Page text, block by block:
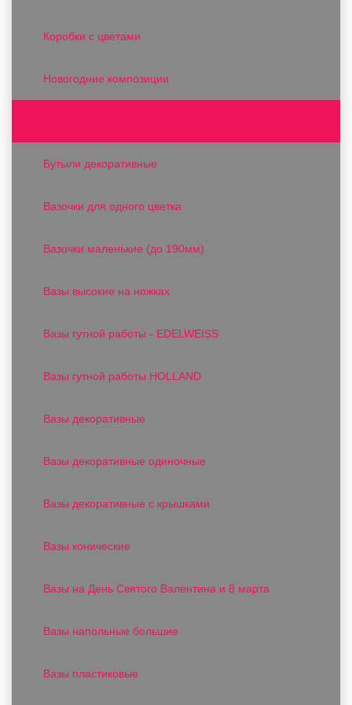
Коробки с цветами
Новогодние композиции
Бутыли декоративные
Вазочки для одного цветка
Вазочки маленькие (до 190мм)
Вазы высокие на ножках
Вазы гутной работы - EDELWEISS
Вазы гутной работы HOLLAND
Вазы декоративные
Вазы декоративные одиночные
Вазы декоративные с крышками
Вазы конические
Вазы на День Святого Валентина и 8 марта
Вазы напольные большие
Вазы пластиковые